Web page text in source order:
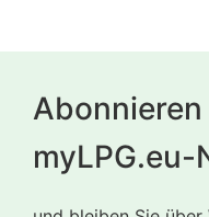
Abonnieren